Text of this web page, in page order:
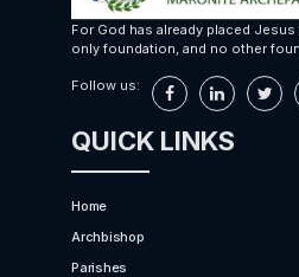
For God has already placed
only foundation, and no other
Follow us:
QUICK LINKS
Home
Archbishop
Parishes